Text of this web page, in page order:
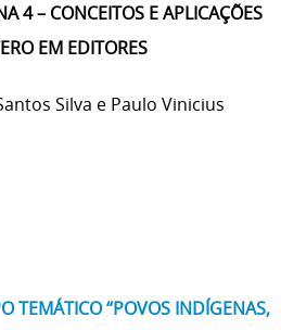
4– CONCEITOS E APLICAÇÕES
EM EDITORES
Silva e Paulo Vinicius
TEMÁTICO “POVOS INDÍGENAS,